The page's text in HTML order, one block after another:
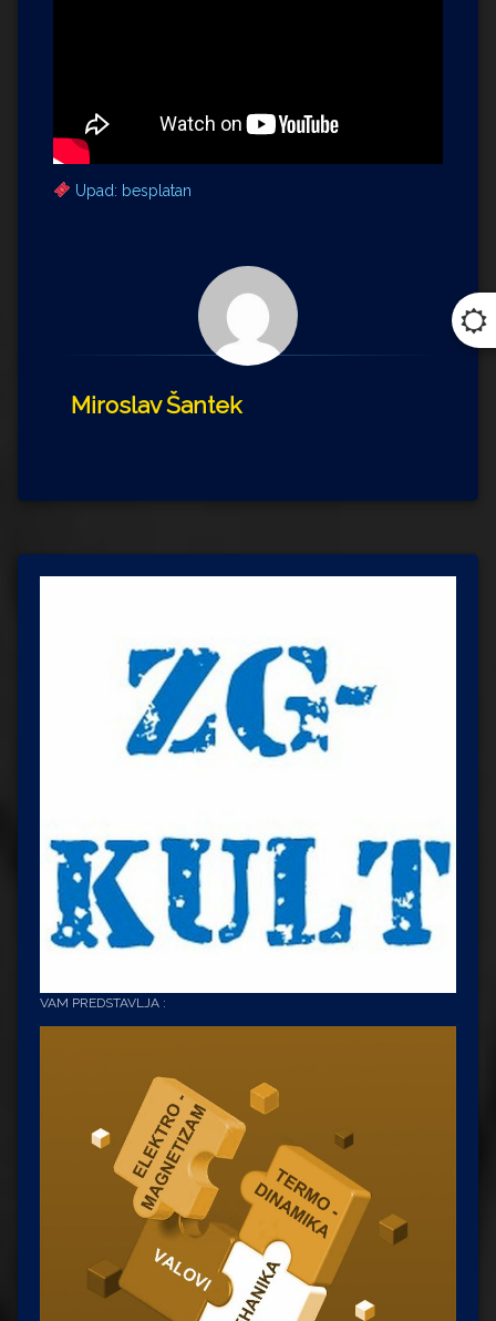
Upad: besplatan
Miroslav Šantek
VAM PREDSTAVLJA :